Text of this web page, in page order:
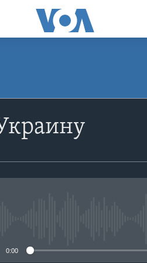
Apple Podcasts
YouTube
0:00